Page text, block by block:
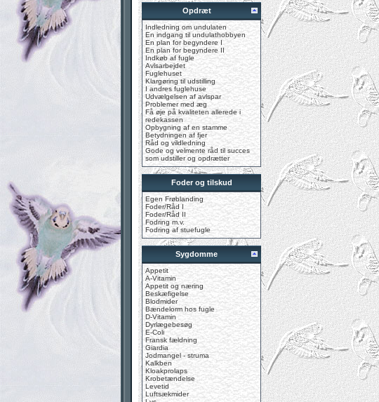
Opdræt
Indledning om undulaten
En indgang til undulathobbyen
En plan for begyndere I
En plan for begyndere II
Indkøb af fugle
Avlsarbejdet
Fuglehuset
Klargøring til udstilling
I andres fuglehuse
Udvælgelsen af avlspar
Problemer med æg
Få øje på kvaliteten allerede i
redekassen
Opbygning af en stamme
Betydningen af fjer
Råd og vildledning
Gode og velmente råd til succes
som udstiller og opdrætter
Foder og tilskud
Egen Frøblanding
Foder/Råd I
Foder/Råd II
Fodring m.v.
Fodring af stuefugle
Sygdomme
Appetit
A-Vitamin
Appetit og næring
Beskæfigelse
Blodmider
Bændelorm hos fugle
D-Vitamin
Dyrlægebesøg
E-Coli
Fransk fældning
Giardia
Jodmangel - struma
Kalkben
Kloakprolaps
Krobetændelse
Levetid
Luftsækmider